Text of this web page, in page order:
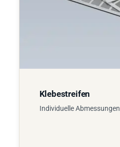
Klebestreifen
Individuelle Abmessungen